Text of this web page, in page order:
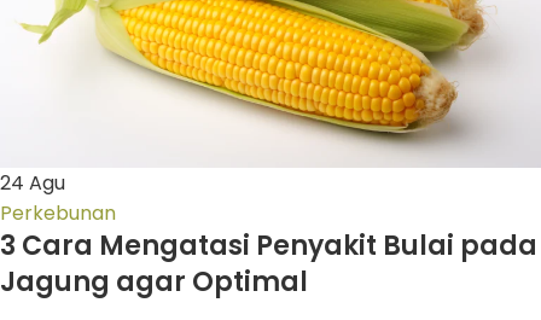
24 Agu
Perkebunan
3 Cara Mengatasi Penyakit Bulai pada
Jagung agar Optimal